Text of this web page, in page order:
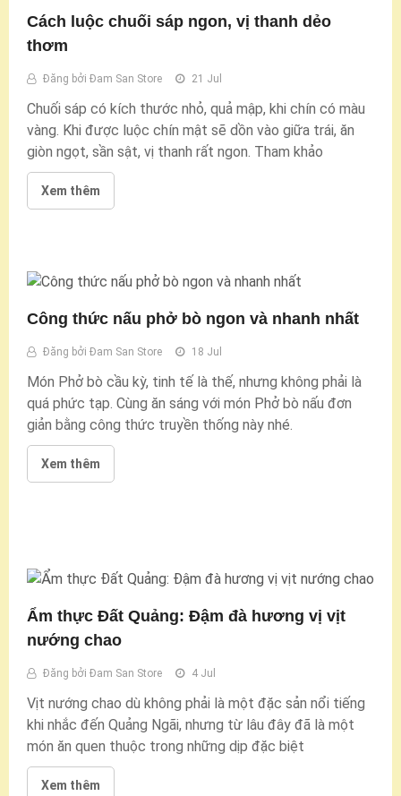
Cách luộc chuối sáp ngon, vị thanh dẻo
thơm
Đăng bởi Đam San Store 21 Jul
Chuối sáp có kích thước nhỏ, quả mập, khi chín có màu
vàng. Khi được luộc chín mật sẽ dồn vào giữa trái, ăn
giòn ngọt, sần sật, vị thanh rất ngon. Tham khảo
Xem thêm
Công thức nấu phở bò ngon và nhanh nhất
Đăng bởi Đam San Store 18 Jul
Món Phở bò cầu kỳ, tinh tế là thế, nhưng không phải là
quá phức tạp. Cùng ăn sáng với món Phở bò nấu đơn
giản bằng công thức truyền thống này nhé.
Xem thêm
Ẩm thực Đất Quảng: Đậm đà hương vị vịt
nướng chao
Đăng bởi Đam San Store 4 Jul
Vịt nướng chao dù không phải là một đặc sản nổi tiếng
khi nhắc đến Quảng Ngãi, nhưng từ lâu đây đã là một
món ăn quen thuộc trong những dịp đặc biệt
Xem thêm